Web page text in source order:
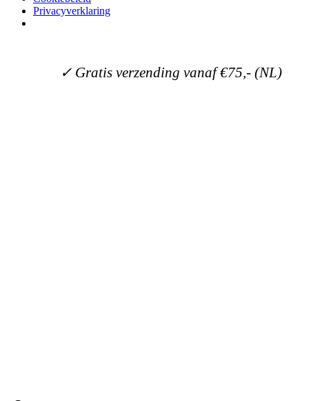
Privacyverklaring
✓ Binnen 1 a 2 werkdagen verzonden